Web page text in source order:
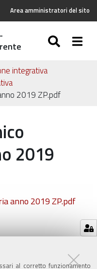
al corretto funzionamento
Area amministratori del sito
integrativa
2019 ZP.pdf
2019
anno 2019 ZP.pdf